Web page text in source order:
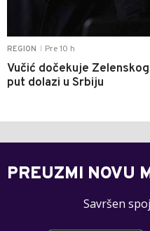
REGION Pre 10 h
Vučić dočekuje
put dolazi u Srbiju
PREUZMI NOVU
Savršen